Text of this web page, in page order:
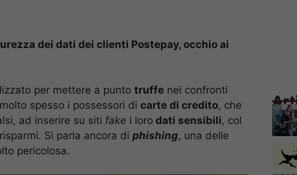
dei dati dei clienti Postepay, occhio ai
per mettere a punto truffe nei confronti
spesso i possessori di carte di credito, che
ad inserire su siti fake i loro dati sensibili, col
Si parla ancora di phishing, una delle
pericolosa.